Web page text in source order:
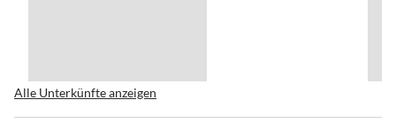
Alle Unterkünfte anzeigen